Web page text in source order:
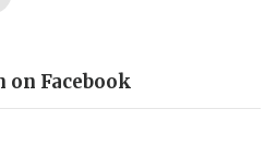
on Facebook